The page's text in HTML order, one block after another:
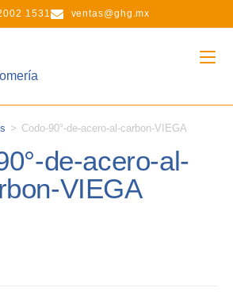
1531 ventas@ghg.mx
de-acero-al-
VIEGA
> Codo-90°-de-acero-al-carbon-VIEGA